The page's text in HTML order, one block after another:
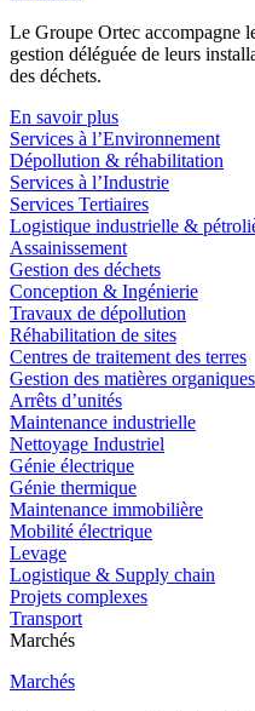
Le Groupe Ortec accompagne
gestion déléguée de leurs
des déchets.
En savoir plus
Services à l’Environnement
Dépollution & réhabilitation
Services à l’Industrie
Services Tertiaires
Logistique industrielle &
Assainissement
Gestion des déchets
Conception & Ingénierie
Travaux de dépollution
Réhabilitation de sites
Centres de traitement des terres
Gestion des matières
Arrêts d’unités
Maintenance industrielle
Nettoyage Industriel
Génie électrique
Génie thermique
Maintenance immobilière
Mobilité électrique
Levage
Logistique & Supply chain
Projets complexes
Transport
Marchés
Marchés